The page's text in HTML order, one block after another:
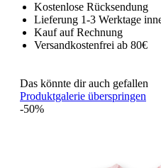
Kostenlose Rücksendung
Lieferung 1-3 Werktage
Kauf auf Rechnung
Versandkostenfrei ab 80€
Das könnte dir auch gefallen
Produktgalerie überspringen
-50%